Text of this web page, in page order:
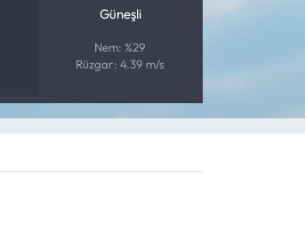
Güneşli
Nem: %29
Rüzgar: 4.39 m/s